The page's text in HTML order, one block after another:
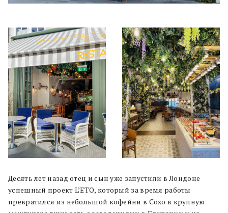
Десять лет назад отец и сын уже запустили в Лондоне
успешный проект L’ETO, который за время работы
превратился из небольшой кофейни в Сохо в крупную